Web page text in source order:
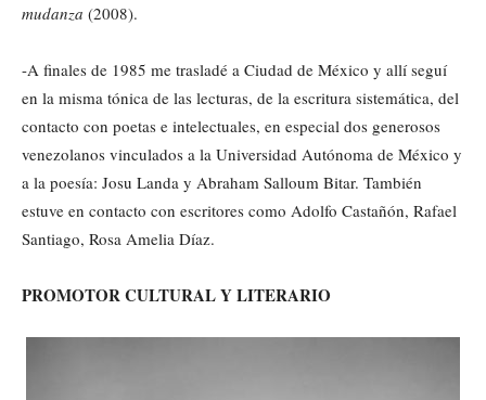
mudanza (2008).
-A finales de 1985 me trasladé a Ciudad de México y allí seguí
en la misma tónica de las lecturas, de la escritura sistemática, del
contacto con poetas e intelectuales, en especial dos generosos
venezolanos vinculados a la Universidad Autónoma de México y
a la poesía: Josu Landa y Abraham Salloum Bitar. También
estuve en contacto con escritores como Adolfo Castañón, Rafael
Santiago, Rosa Amelia Díaz.
PROMOTOR CULTURAL Y LITERARIO